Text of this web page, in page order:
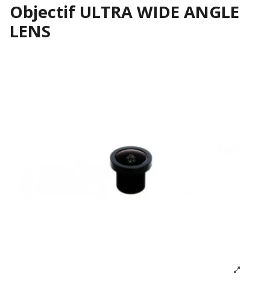
Objectif ULTRA WIDE ANGLE
LENS